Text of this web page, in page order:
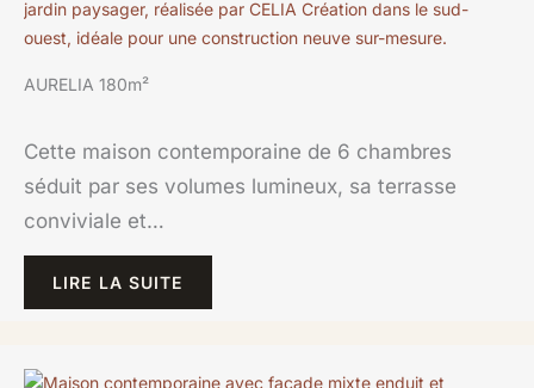
AURELIA 180m²
Cette maison contemporaine de 6 chambres
séduit par ses volumes lumineux, sa terrasse
conviviale et…
LIRE LA SUITE